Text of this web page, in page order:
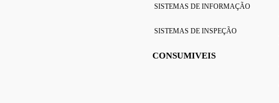
SISTEMAS DE INFORMAÇÃO
SISTEMAS DE INSPEÇÃO
CONSUMIVEIS